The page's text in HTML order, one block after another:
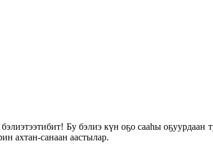
Бу бэлиэ күн оҕо сааһы оҕуурдаан
ахтан-санаан аастылар.